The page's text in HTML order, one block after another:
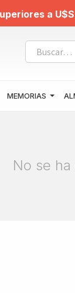
a
MEMORIAS
No se